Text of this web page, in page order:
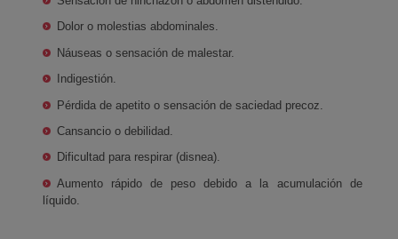
Dolor o molestias abdominales.
Náuseas o sensación de malestar.
Indigestión.
Pérdida de apetito o sensación de saciedad precoz.
Cansancio o debilidad.
Dificultad para respirar (disnea).
Aumento rápido de peso debido a la acumulación de
líquido.